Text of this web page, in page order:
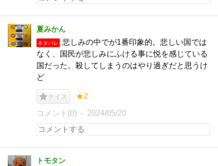
夏みかん
ネタバレ
悲しみの中でが1番印象的。悲しい国では
なく、国民が悲しみにふける事に悦を感じている
国だった。殺してしまうのはやり過ぎだと思うけ
ど
ナイス ★2
コメント(0) 2024/05/20
トモタン